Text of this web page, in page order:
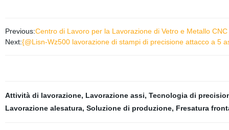
Previous:Centro di Lavoro per la Lavorazione di Vetro e Metallo
Next:{@Lisn-Wz500 lavorazione di stampi di precisione attacco a 5
Attività di lavorazione, Lavorazione assi, Tecnologia di
Lavorazione alesatura, Soluzione di produzione, Fresatura